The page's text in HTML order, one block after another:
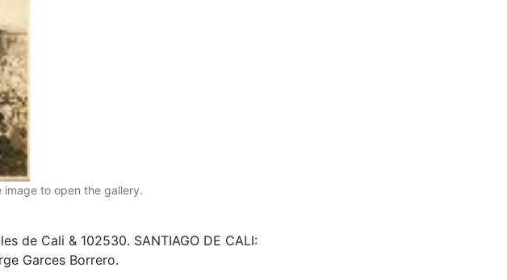
image to open the gallery.
de Cali & 102530. SANTIAGO DE CALI:
Garces Borrero.